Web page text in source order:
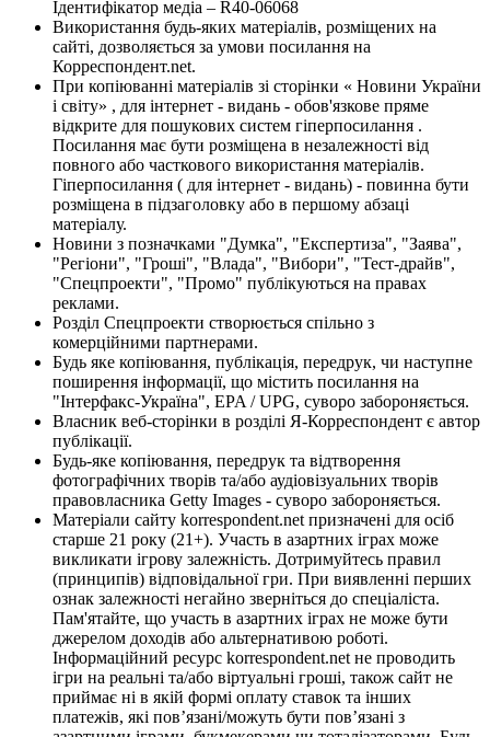
Ідентифікатор медіа – R40-06068
Використання будь-яких матеріалів, розміщених на
сайті, дозволяється за умови посилання на
Корреспондент.net.
При копіюванні матеріалів зі сторінки « Новини України
і світу» , для інтернет - видань - обов'язкове пряме
відкрите для пошукових систем гіперпосилання .
Посилання має бути розміщена в незалежності від
повного або часткового використання матеріалів.
Гіперпосилання ( для інтернет - видань) - повинна бути
розміщена в підзаголовку або в першому абзаці
матеріалу.
Новини з позначками "Думка", "Експертиза", "Заява",
"Регіони", "Гроші", "Влада", "Вибори", "Тест-драйв",
"Спецпроекти", "Промо" публікуються на правах
реклами.
Розділ Спецпроекти створюється спільно з
комерційними партнерами.
Будь яке копіювання, публікація, передрук, чи наступне
поширення інформації, що містить посилання на
"Інтерфакс-Україна", EPA / UPG, суворо забороняється.
Власник веб-сторінки в розділі Я-Корреспондент є автор
публікації.
Будь-яке копіювання, передрук та відтворення
фотографічних творів та/або аудіовізуальних творів
правовласника Getty Images - суворо забороняється.
Матеріали сайту korrespondent.net призначені для осіб
старше 21 року (21+). Участь в азартних іграх може
викликати ігрову залежність. Дотримуйтесь правил
(принципів) відповідальної гри. При виявленні перших
ознак залежності негайно зверніться до спеціаліста.
Пам'ятайте, що участь в азартних іграх не може бути
джерелом доходів або альтернативою роботі.
Інформаційний ресурс korrespondent.net не проводить
ігри на реальні та/або віртуальні гроші, також сайт не
приймає ні в якій формі оплату ставок та інших
платежів, які пов’язані/можуть бути пов’язані з